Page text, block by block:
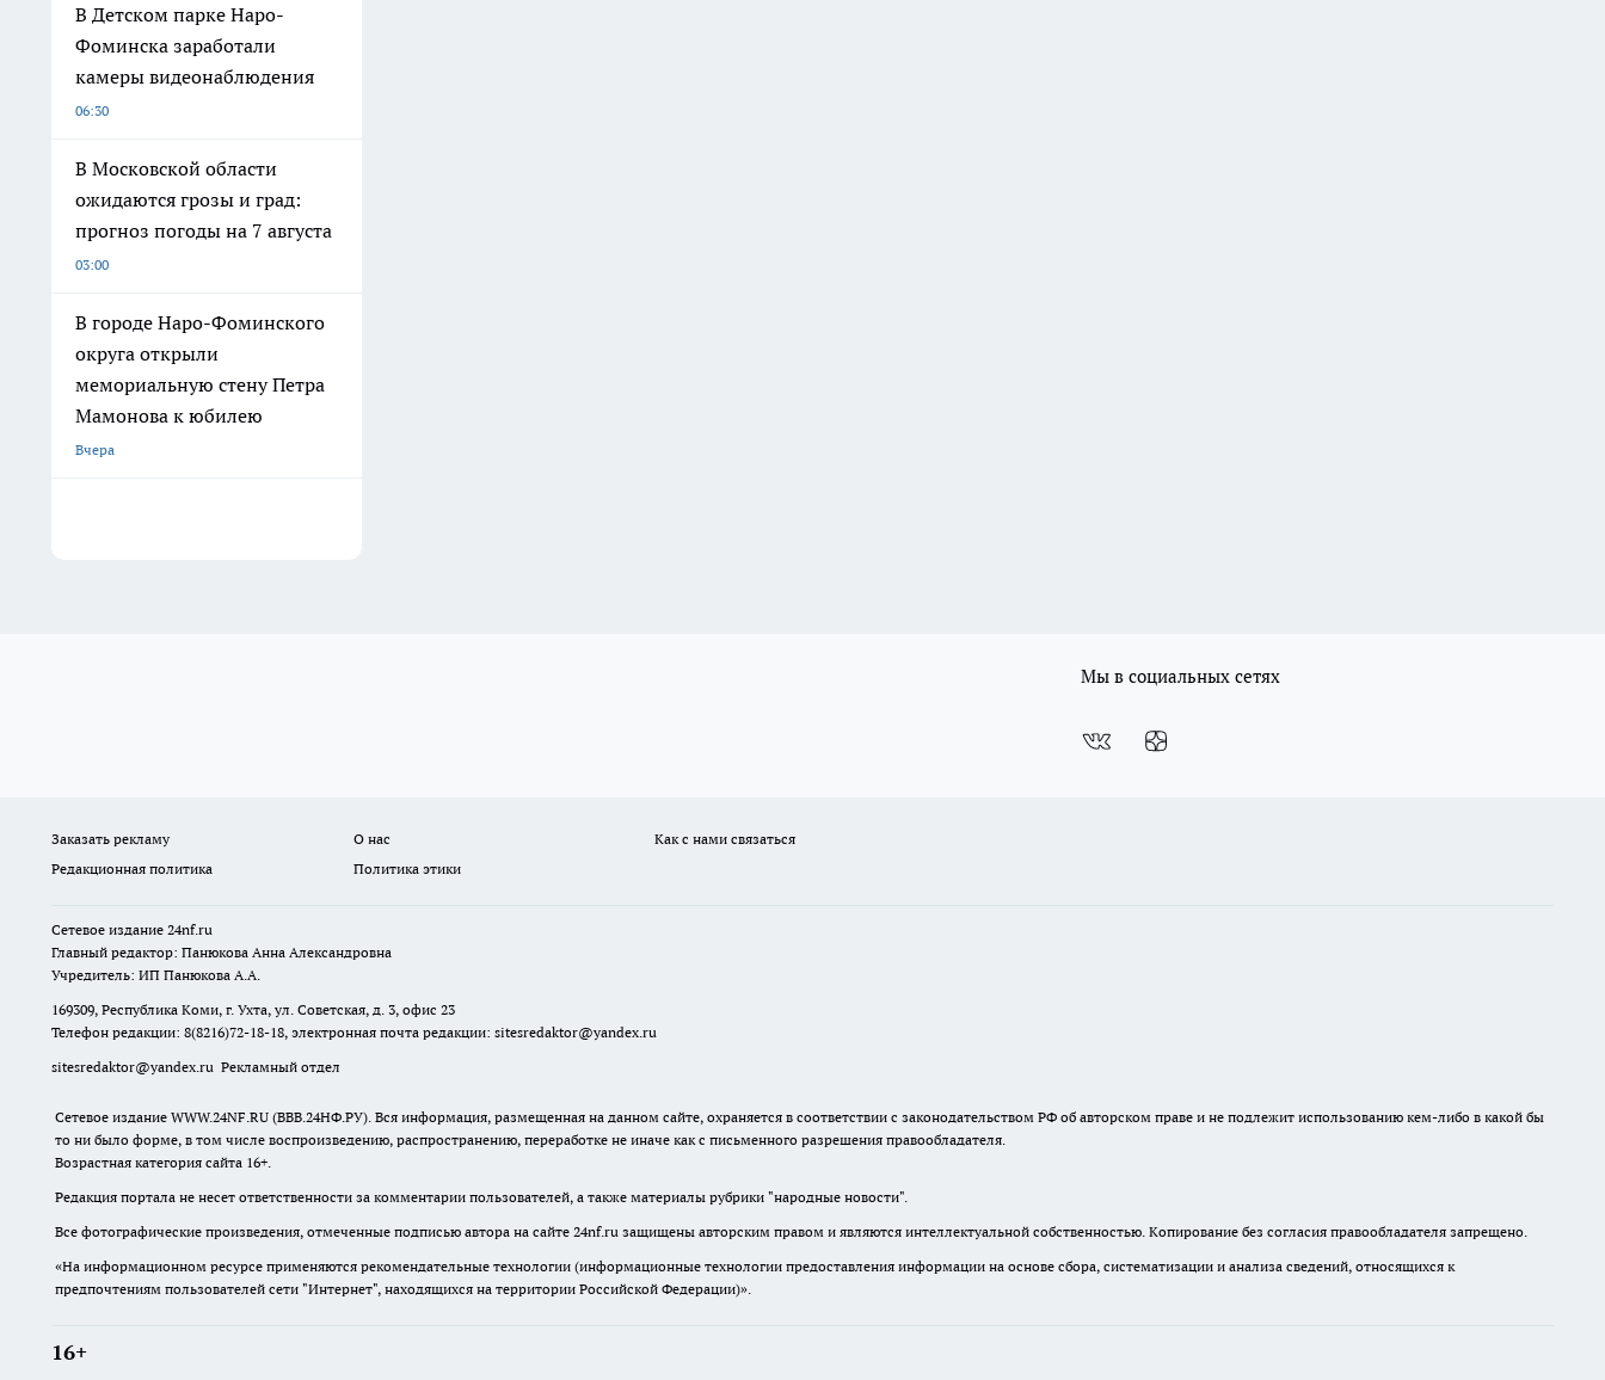
В Детском парке Наро-
Фоминска заработали
камеры видеонаблюдения
06:30
В Московской области
ожидаются грозы и град:
прогноз погоды на 7 августа
03:00
В городе Наро-Фоминского
округа открыли
мемориальную стену Петра
Мамонова к юбилею
Вчера
Мы в социальных сетях
Заказать рекламу О нас
Как с нами связаться
Редакционная политика
Политика этики
Сетевое издание 24nf.ru
Главный редактор: Панюкова Анна Александровна
Учредитель: ИП Панюкова А.А.
169309, Республика Коми, г. Ухта, ул. Советская, д. 3, офис 23
Телефон редакции: 8(8216)72-18-18, электронная почта редакции: sitesredaktor@yandex.ru
sitesredaktor@yandex.ru Рекламный отдел
Сетевое издание WWW.24NF.RU (ВВВ.24НФ.РУ). Вся информация, размещенная на данном сайте, охраняется в соответствии с законодательством РФ об авторском праве и не подлежит использованию кем-либо в какой бы
то ни было форме, в том числе воспроизведению, распространению, переработке не иначе как с письменного разрешения правообладателя.
Возрастная категория сайта 16+.
Редакция портала не несет ответственности за комментарии пользователей, а также материалы рубрики "народные новости".
Все фотографические произведения, отмеченные подписью автора на сайте 24nf.ru защищены авторским правом и являются интеллектуальной собственностью. Копирование без согласия правообладателя запрещено.
«На информационном ресурсе применяются рекомендательные технологии (информационные технологии предоставления информации на основе сбора, систематизации и анализа сведений, относящихся к
предпочтениям пользователей сети "Интернет", находящихся на территории Российской Федерации)».
16+